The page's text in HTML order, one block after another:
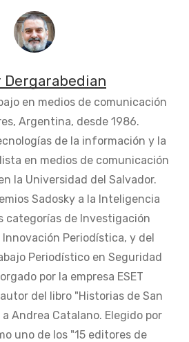
Dergarabedian
en medios de comunicación
Argentina, desde 1986.
de la información y la
en medios de comunicación
la Universidad del Salvador.
Sadosky a la Inteligencia
categorías de Investigación
Periodística, y del
Periodístico en Seguridad
por la empresa ESET
del libro "Historias de San
Andrea Catalano. Elegido por
uno de los "15 editores de